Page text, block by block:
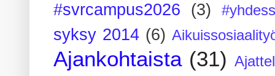
#svrcampus2026 (3)
syksy 2014 (6)
Ajankohtaista (31)